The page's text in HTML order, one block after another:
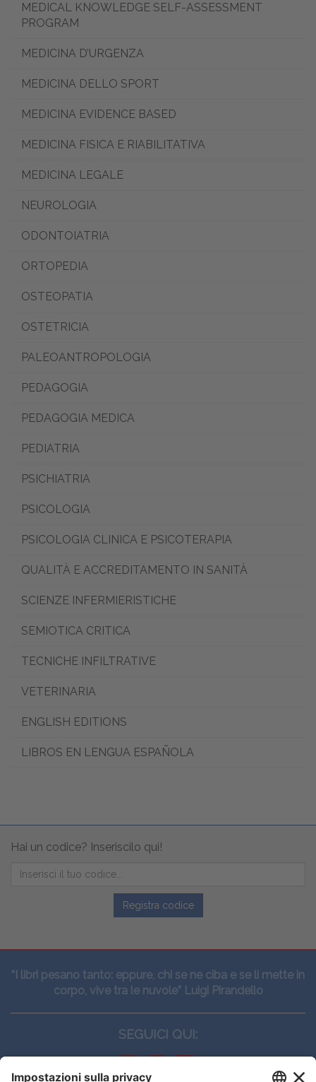
MEDICAL KNOWLEDGE SELF-ASSESSMENT
PROGRAM
MEDICINA D’URGENZA
MEDICINA DELLO SPORT
MEDICINA EVIDENCE BASED
MEDICINA FISICA E RIABILITATIVA
MEDICINA LEGALE
NEUROLOGIA
ODONTOIATRIA
ORTOPEDIA
OSTEOPATIA
OSTETRICIA
PALEOANTROPOLOGIA
PEDAGOGIA
PEDAGOGIA MEDICA
PEDIATRIA
PSICHIATRIA
PSICOLOGIA
PSICOLOGIA CLINICA E PSICOTERAPIA
QUALITÀ E ACCREDITAMENTO IN SANITÀ
SCIENZE INFERMIERISTICHE
SEMIOTICA CRITICA
TECNICHE INFILTRATIVE
VETERINARIA
ENGLISH EDITIONS
LIBROS EN LENGUA ESPAÑOLA
Hai un codice? Inseriscilo qui!
Registra codice
“I libri pesano tanto: eppure, chi se ne ciba e se li mette in
corpo, vive tra le nuvole” Luigi Pirandello
SEGUICI QUI: